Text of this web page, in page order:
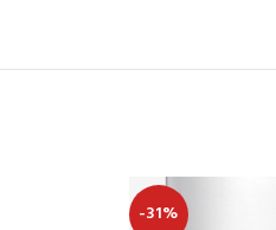
-31%